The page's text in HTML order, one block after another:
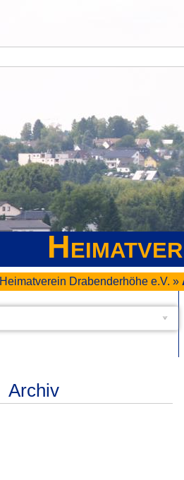
Heimatverein Drabenderhöhe e.V. »
Archiv